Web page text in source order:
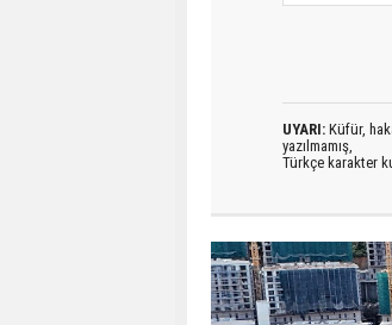
UYARI: Küfür,
yazılmamış,
Türkçe karakter